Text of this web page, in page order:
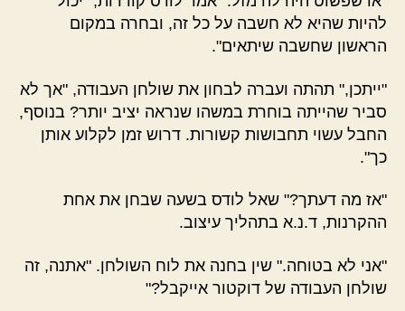
להיות שהיא לא חשבה על כל זה, ובחרה במקום
הראשון שחשבה שיתאים".
"ייתכן," תהתה ועברה לבחון את שולחן העבודה, "אך לא
סביר שהייתה בוחרת במשהו שנראה יציב יותר? בנוסף,
החבל עשוי תחבושות קשורות. דרוש זמן לקלוע אותן
כך".
"אז מה דעתך?" שאל לודס בשעה שבחן את אחת
ההקרנות, ד.נ.א בתהליך עיצוב.
"אני לא בטוחה." שין בחנה את לוח השולחן. "אתנה, זה
שולחן העבודה של דוקטור אייקבל?"